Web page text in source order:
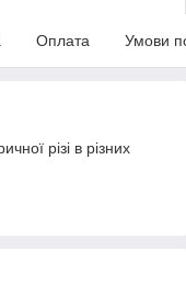
Оплата Умови
різі в різних